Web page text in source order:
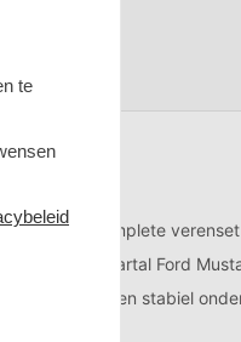
Klanten geven ons een 9,7
te